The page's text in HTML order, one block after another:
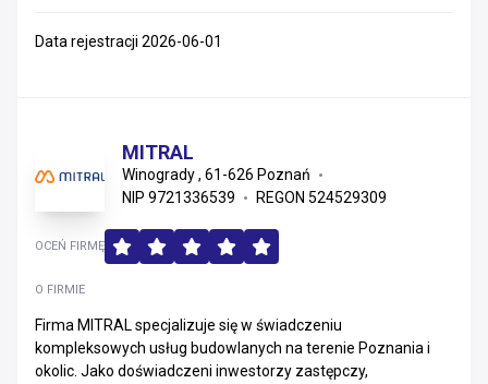
Data rejestracji 2026-06-01
MITRAL
Winogrady , 61-626 Poznań
NIP 9721336539
REGON 524529309
O FIRMIE
Firma MITRAL specjalizuje się w świadczeniu
kompleksowych usług budowlanych na terenie Poznania i
okolic. Jako doświadczeni inwestorzy zastępczy,
OCEŃ FIRMĘ